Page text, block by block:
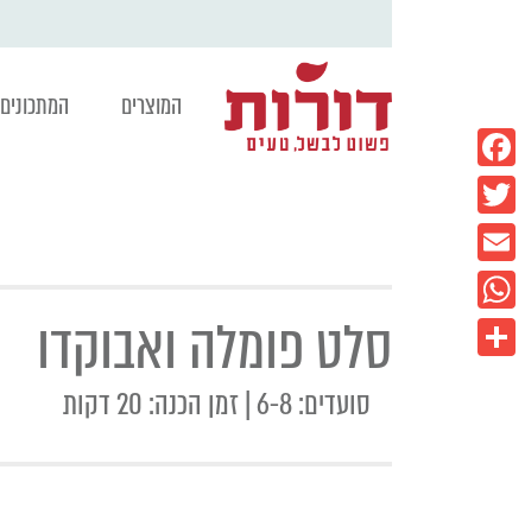
המוצרים המתכונים
סלט פומלה ואבוקדו
סועדים: 6-8 | זמן הכנה: 20 דקות
Facebook
Twitter
Email
WhatsApp